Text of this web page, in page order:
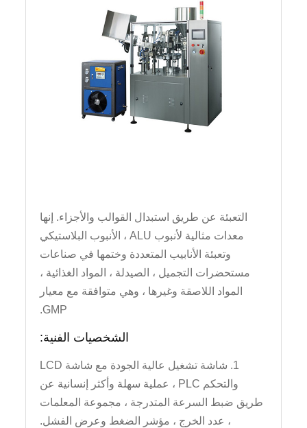
التعبئة عن طريق استبدال القوالب والأجزاء. إنها
معدات مثالية لأنبوب ALU ، الأنبوب البلاستيكي
وتعبئة الأنابيب المتعددة وختمها في صناعات
مستحضرات التجميل ، الصيدلة ، المواد الغذائية ،
المواد اللاصقة وغيرها ، وهي متوافقة مع معيار
GMP.
الشخصيات الفنية:
1. شاشة تشغيل عالية الجودة مع شاشة LCD
والتحكم PLC ، عملية سهلة وأكثر إنسانية عن
طريق ضبط السرعة المتدرجة ، مجموعة المعلمات
، عدد الخرج ، مؤشر الضغط وعرض الفشل.